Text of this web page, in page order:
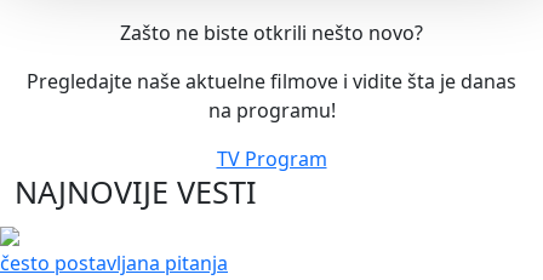
Zašto ne biste otkrili nešto novo?
Pregledajte naše aktuelne filmove i vidite šta je danas
na programu!
TV Program
NAJNOVIJE VESTI
često postavljana pitanja